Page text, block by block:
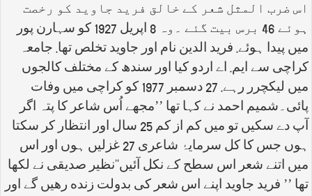
اس ضرب المثل شعر کے خالق فرید جاوید کو رخصت
ہوئے 46 برس بیت گئے ۔وہ 8 اپریل 1927 کو سہارن پور
میں پیدا ہوئے. فرید الدین نام اور جاوید تخلص تھا. جامعہ
کراچی سے ایم. اے اردو کیا اور سندھ کے مختلف کالجوں
میں لیکچرر رہے. 27 دسمبر 1977 کو کراچی میں وفات
پائی۔شمیم احمد نے کہا تھا ’’مجھے اُس شاعر کا پتہ اگر
آپ دے سکیں تو میں کم از کم 25 سال اور انتظار کر سکتا
ہوں جس کا کل سرمایۂ شاعری 27 غزلیں ہوں اور اس
میں اتنے شعر اس سطح کے نکل آئیں‘‘نظیر صدیقی نے لکھا
تھا ’’ فرید جاوید اپنے اس شعر کی بدولت زنده رھیں گے اور